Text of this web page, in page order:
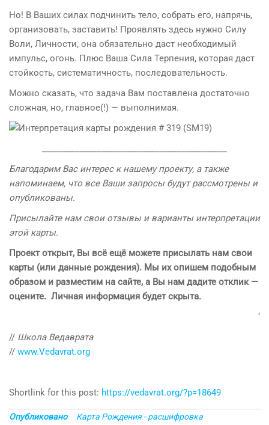
Но! В Ваших силах подчинить тело, собрать его, напрячь,
организовать, заставить! Проявлять здесь нужно Силу
Воли, Личности, она обязательно даст необходимый
импульс, огонь. Плюс Ваша Сила Терпения, которая даст
стойкость, систематичность, последовательность.
Можно сказать, что задача Вам поставлена достаточно
сложная, но, главное(!) — выполнимая.
Благодарим Вас интерес к нашему проекту, а также
напоминаем, что все Ваши запросы будут рассмотрены и
опубликованы.
Присылайте нам свои отзывы и варианты интерпретации
этой карты.
Проект открыт, Вы всё ещё можете присылать нам свои
карты (или данные рождения). Мы их опишем подобным
образом и разместим на сайте, а Вы нам дадите отклик —
оцените. Личная информация будет скрыта.
‘
// Школа Ведаврата
// www.Vedavrat.org
Shortlink for this post: https://vedavrat.org/?p=18649
Опубликовано
Карта Рождения - расшифровка